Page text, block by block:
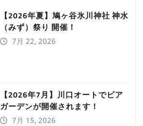
【2026年夏】鳩ヶ谷氷川神社 神水
（みず）祭り 開催！
7月 22, 2026
【2026年7月】川口オートでビア
ガーデンが開催されます！
7月 15, 2026